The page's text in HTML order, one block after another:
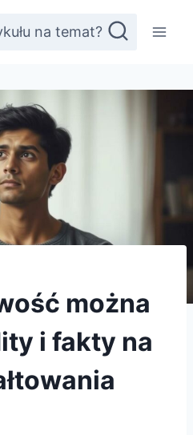
na temat?
można
i fakty na